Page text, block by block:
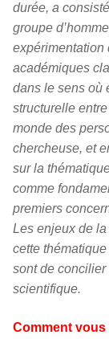
durée, a
groupe
expérimentation
académiques
dans le sens où
structurelle
monde des
chercheuse, et
sur la
comme
premiers
Les enjeux de
cette
sont de
scientifique.
Comment vous